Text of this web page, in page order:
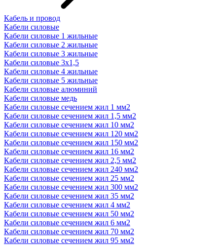
Кабель и провод
Кабели силовые
Кабели силовые 1 жильные
Кабели силовые 2 жильные
Кабели силовые 3 жильные
Кабели силовые 3х1,5
Кабели силовые 4 жильные
Кабели силовые 5 жильные
Кабели силовые алюминий
Кабели силовые медь
Кабели силовые сечением жил 1 мм2
Кабели силовые сечением жил 1,5 мм2
Кабели силовые сечением жил 10 мм2
Кабели силовые сечением жил 120 мм2
Кабели силовые сечением жил 150 мм2
Кабели силовые сечением жил 16 мм2
Кабели силовые сечением жил 2,5 мм2
Кабели силовые сечением жил 240 мм2
Кабели силовые сечением жил 25 мм2
Кабели силовые сечением жил 300 мм2
Кабели силовые сечением жил 35 мм2
Кабели силовые сечением жил 4 мм2
Кабели силовые сечением жил 50 мм2
Кабели силовые сечением жил 6 мм2
Кабели силовые сечением жил 70 мм2
Кабели силовые сечением жил 95 мм2